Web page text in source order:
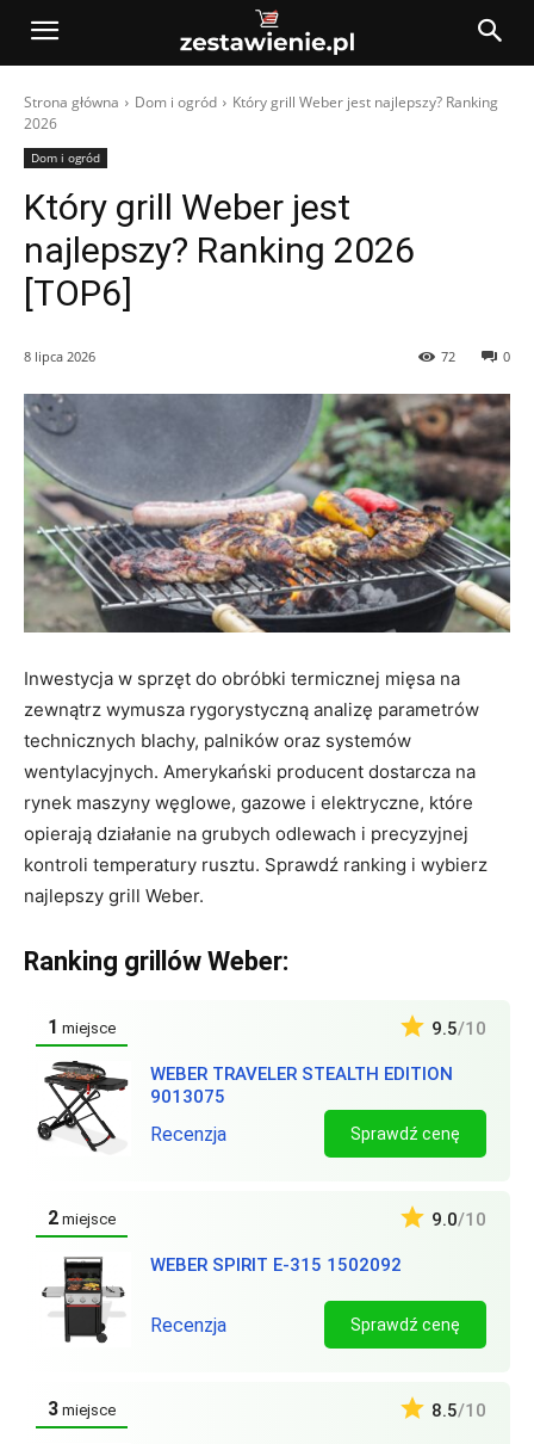
Strona główna Dom i ogród
Który grill Weber jest najlepszy? Ranking
2026
Dom i ogród
Który grill Weber jest
najlepszy? Ranking 2026
[TOP6]
8 lipca 2026 0
72
Inwestycja w sprzęt do obróbki termicznej mięsa na
zewnątrz wymusza rygorystyczną analizę parametrów
technicznych blachy, palników oraz systemów
wentylacyjnych. Amerykański producent dostarcza na
rynek maszyny węglowe, gazowe i elektryczne, które
opierają działanie na grubych odlewach i precyzyjnej
kontroli temperatury rusztu. Sprawdź ranking i wybierz
najlepszy grill Weber.
Ranking grillów Weber:
1 miejsce
WEBER TRAVELER STEALTH EDITION
9013075
9.5/10
Recenzja Sprawdź cenę
2 miejsce
WEBER SPIRIT E-315 1502092
9.0/10
Recenzja Sprawdź cenę
3 miejsce 8.5/10